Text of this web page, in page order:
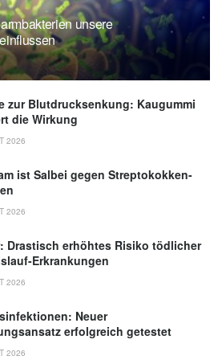
Helicobacter-pylori-Infektion,
(Abruf 13.09.2019),MSD
unsere
zur Blutdrucksenkung: Kaugummi
die Wirkung
2026
ist Salbei gegen Streptokokken-
2026
Drastisch erhöhtes Risiko tödlicher
Erkrankungen
2026
Neuer
erfolgreich getestet
2026